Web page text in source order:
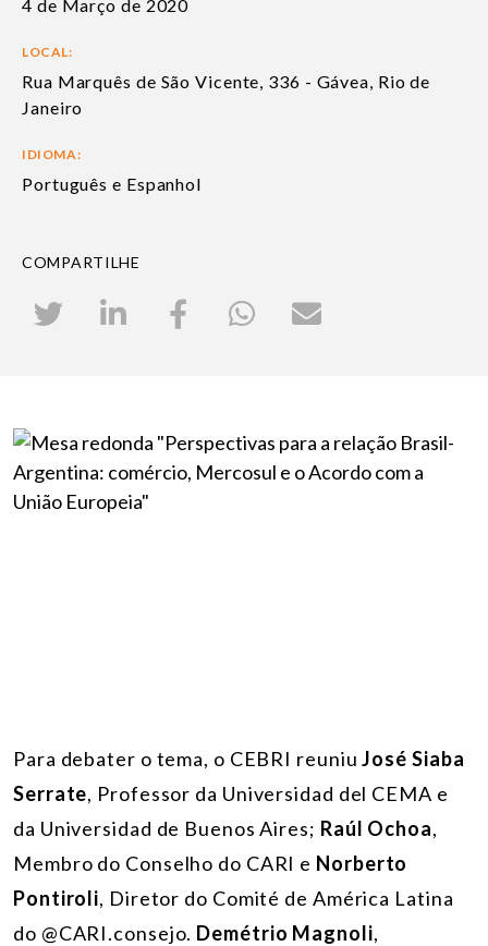
4 de Março de 2020
LOCAL:
Rua Marquês de São Vicente, 336 - Gávea, Rio de
Janeiro
IDIOMA:
Português e Espanhol
COMPARTILHE
Para debater o tema, o CEBRI reuniuJosé Siaba
Serrate, Professor da Universidad del CEMA e
da Universidad de Buenos Aires; Raúl Ochoa,
Membro do Conselho do CARI e Norberto
Pontiroli, Diretor do Comité de América Latina
do @CARI.consejo. Demétrio Magnoli,